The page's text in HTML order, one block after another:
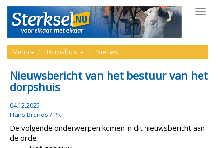
Menu Dorpshuis Nieuws
Nieuwsbericht van het bestuur van het
dorpshuis
04.12.2025
Hans Brands / PK
De volgende onderwerpen komen in dit nieuwsbericht aan
de orde: